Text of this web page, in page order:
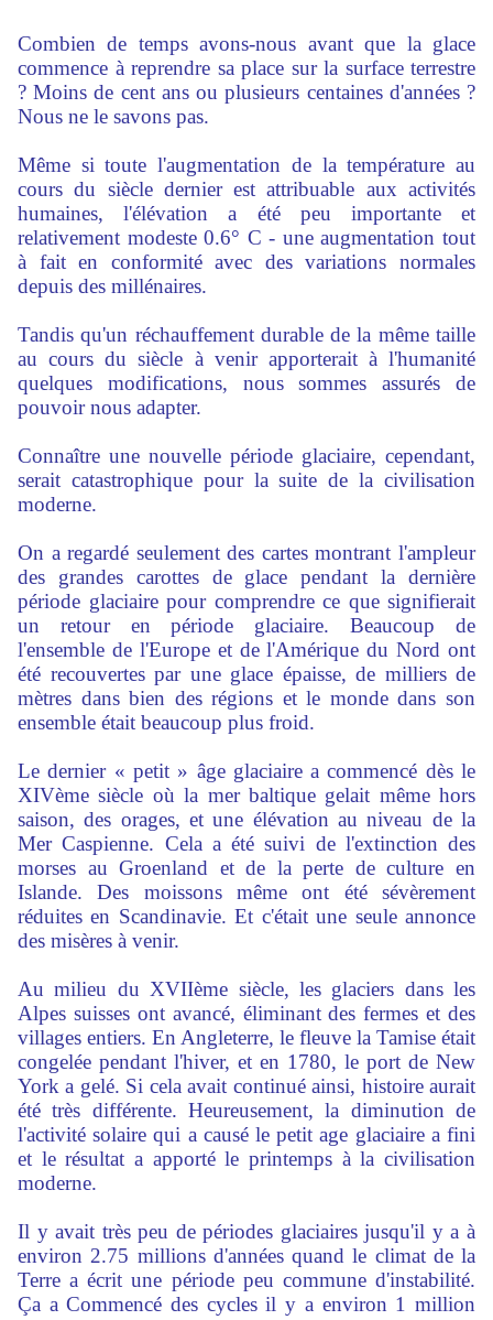
Combien de temps avons-nous avant que la glace
commence à reprendre sa place sur la surface terrestre
? Moins de cent ans ou plusieurs centaines d'années ?
Nous ne le savons pas.
Même si toute l'augmentation de la température au
cours du siècle dernier est attribuable aux activités
humaines, l'élévation a été peu importante et
relativement modeste 0.6° C - une augmentation tout
à fait en conformité avec des variations normales
depuis des millénaires.
Tandis qu'un réchauffement durable de la même taille
au cours du siècle à venir apporterait à l'humanité
quelques modifications, nous sommes assurés de
pouvoir nous adapter.
Connaître une nouvelle période glaciaire, cependant,
serait catastrophique pour la suite de la civilisation
moderne.
On a regardé seulement des cartes montrant l'ampleur
des grandes carottes de glace pendant la dernière
période glaciaire pour comprendre ce que signifierait
un retour en période glaciaire. Beaucoup de
l'ensemble de l'Europe et de l'Amérique du Nord ont
été recouvertes par une glace épaisse, de milliers de
mètres dans bien des régions et le monde dans son
ensemble était beaucoup plus froid.
Le dernier « petit » âge glaciaire a commencé dès le
XIVème siècle où la mer baltique gelait même hors
saison, des orages, et une élévation au niveau de la
Mer Caspienne. Cela a été suivi de l'extinction des
morses au Groenland et de la perte de culture en
Islande. Des moissons même ont été sévèrement
réduites en Scandinavie. Et c'était une seule annonce
des misères à venir.
Au milieu du XVIIème siècle, les glaciers dans les
Alpes suisses ont avancé, éliminant des fermes et des
villages entiers. En Angleterre, le fleuve la Tamise était
congelée pendant l'hiver, et en 1780, le port de New
York a gelé. Si cela avait continué ainsi, histoire aurait
été très différente. Heureusement, la diminution de
l'activité solaire qui a causé le petit age glaciaire a fini
et le résultat a apporté le printemps à la civilisation
moderne.
Il y avait très peu de périodes glaciaires jusqu'il y a à
environ 2.75 millions d'années quand le climat de la
Terre a écrit une période peu commune d'instabilité.
Ça a Commencé des cycles il y a environ 1 million